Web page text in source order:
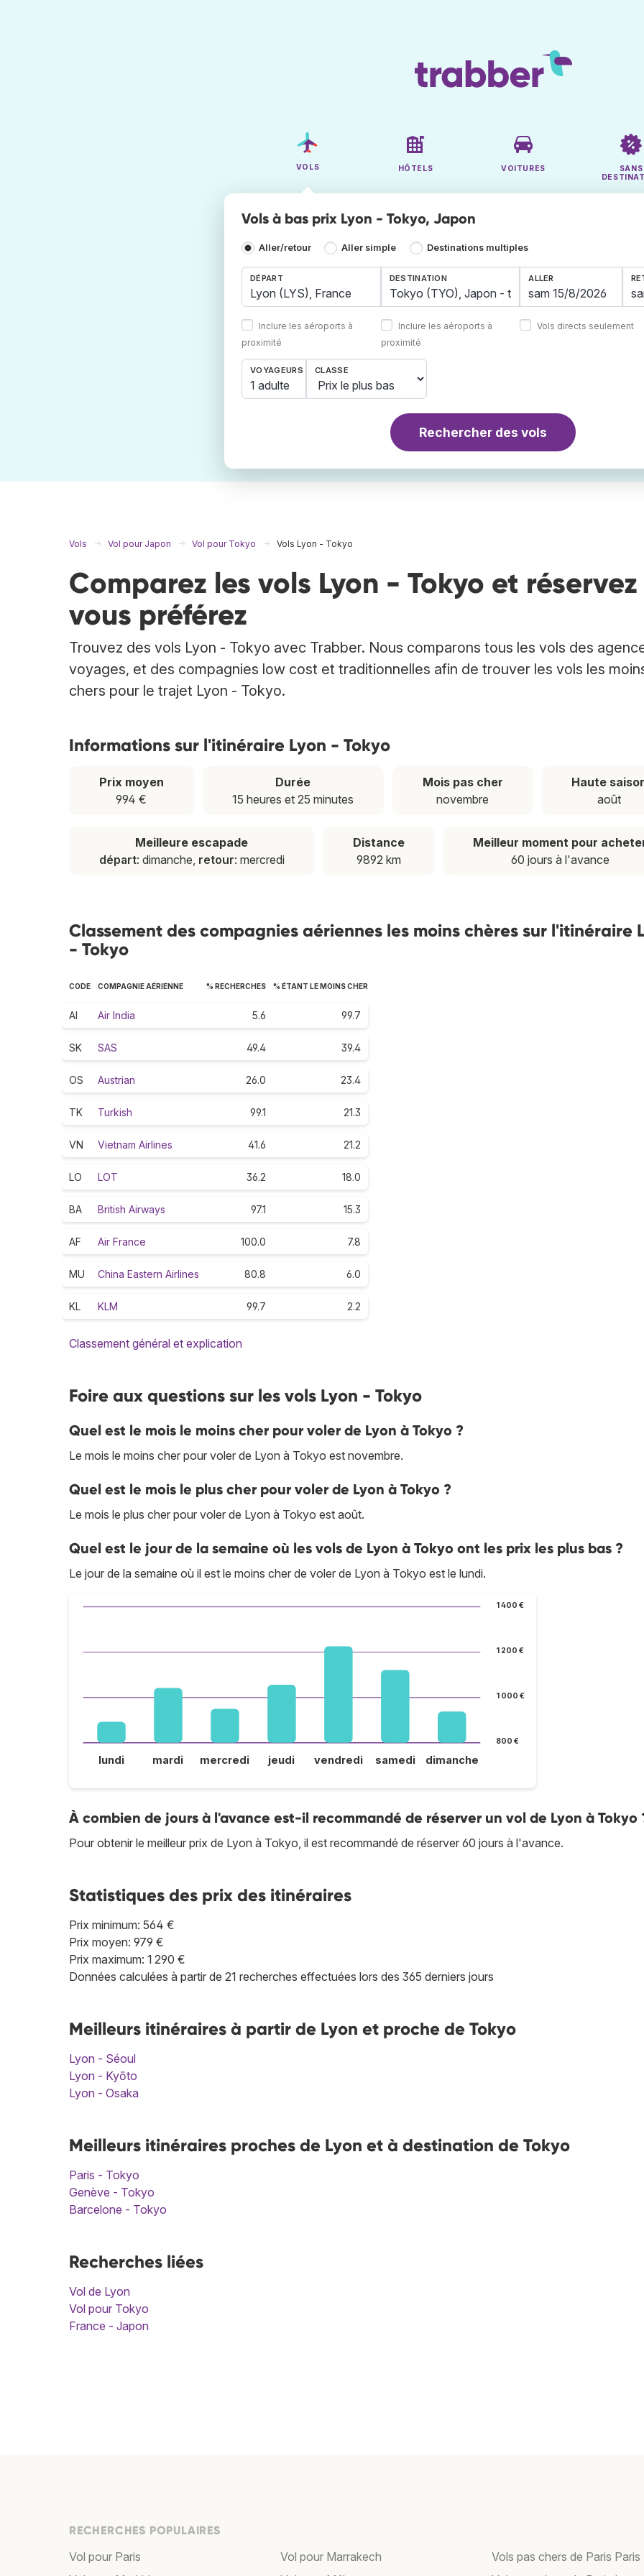
VOLS HÔTELS VOITURES
SANS
Vols à bas prix Lyon - Tokyo, Japon
Aller/retour Aller simple Destinations multiples
DÉPART
Inclure les aéroports à
proximité
DESTINATION
Inclure les aéroports à
proximité
ALLER
Vols directs seulement
VOYAGEURS
1 adulte
CLASSE
Rechercher des vols
Vols Vol pour Japon Vol pour Tokyo Vols Lyon - Tokyo
Comparez les vols Lyon - Tokyo et
vous préférez
Trouvez des vols Lyon - Tokyo avec Trabber. Nous comparons tous les vols des
voyages, et des compagnies low cost et traditionnelles afin de trouver les vols les
chers pour le trajet Lyon - Tokyo.
Informations sur l'itinéraire Lyon - Tokyo
Prix moyen
994 €
Durée
15 heures et 25 minutes
Mois pas cher
novembre
Haute
août
Meilleure escapade
départ: dimanche, retour: mercredi
Distance
9892 km
Meilleur moment pour
60 jours à l'avance
Classement des compagnies aériennes les moins chères sur l'itinéraire
- Tokyo
CODE COMPAGNIE AÉRIENNE % RECHERCHES % ÉTANT LE MOINS CHER
AI Air India 5.6 99.7
SK SAS 49.4 39.4
OS Austrian 26.0 23.4
TK Turkish 99.1 21.3
VN Vietnam Airlines 41.6 21.2
LO LOT 36.2 18.0
BA British Airways 97.1 15.3
AF Air France 100.0 7.8
MU China Eastern Airlines 80.8 6.0
KL KLM 99.7 2.2
Classement général et explication
Foire aux questions sur les vols Lyon - Tokyo
Quel est le mois le moins cher pour voler de Lyon à Tokyo ?
Le mois le moins cher pour voler de Lyon à Tokyo est novembre.
Quel est le mois le plus cher pour voler de Lyon à Tokyo ?
Le mois le plus cher pour voler de Lyon à Tokyo est août.
Quel est le jour de la semaine où les vols de Lyon à Tokyo ont les prix les plus bas ?
Le jour de la semaine où il est le moins cher de voler de Lyon à Tokyo est le lundi.
800 €
1 000 €
1 200 €
1 400 €
lundi mardi mercredi jeudi vendredi samedi dimanche
À combien de jours à l'avance est-il recommandé de réserver un vol de Lyon à Tokyo
Pour obtenir le meilleur prix de Lyon à Tokyo, il est recommandé de réserver 60 jours à l'avance.
Statistiques des prix des itinéraires
Prix minimum: 564 €
Prix moyen: 979 €
Prix maximum: 1 290 €
Données calculées à partir de 21 recherches effectuées lors des 365 derniers jours
Meilleurs itinéraires à partir de Lyon et proche de Tokyo
Lyon - Séoul
Lyon - Kyōto
Lyon - Osaka
Meilleurs itinéraires proches de Lyon et à destination de Tokyo
Paris - Tokyo
Genève - Tokyo
Barcelone - Tokyo
Recherches liées
Vol de Lyon
Vol pour Tokyo
France - Japon
RECHERCHES POPULAIRES
Vol pour Paris
Vol pour Marrakech
Vols pas chers de Paris Paris